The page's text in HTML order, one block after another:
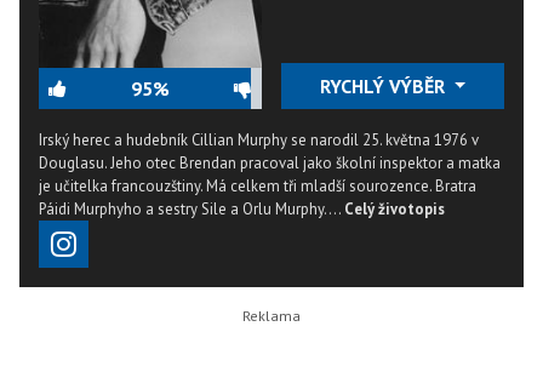
95% RYCHLÝ VÝBĚR
Irský herec a hudebník Cillian Murphy se narodil 25. května 1976 v
Douglasu. Jeho otec Brendan pracoval jako školní inspektor a matka
je učitelka francouzštiny. Má celkem tři mladší sourozence. Bratra
Páidi Murphyho a sestry Sile a Orlu Murphy.... Celý životopis